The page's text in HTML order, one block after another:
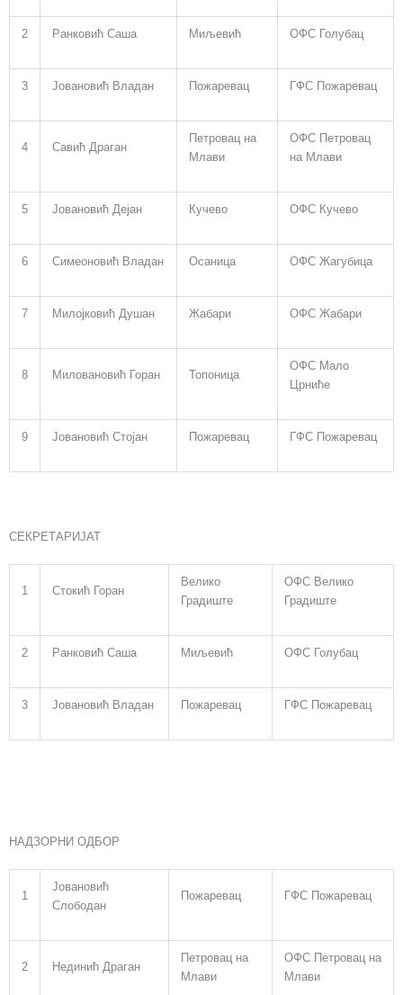
2 Ранковић Саша Миљевић ОФС Голубац
3 Јовановић Владан Пожаревац ГФС Пожаревац
4 Савић Драган
Петровац на
Млави
ОФС Петровац
на Млави
5 Јовановић Дејан Кучево ОФС Кучево
6 Симеоновић Владан Осаница ОФС Жагубица
7 Милојковић Душан Жабари ОФС Жабари
8 Миловановић Горан Топоница
ОФС Мало
Црниће
9 Јовановић Стојан Пожаревац ГФС Пожаревац
СЕКРЕТАРИЈАТ
1 Стокић Горан
Велико
Градиште
ОФС Велико
Градиште
2 Ранковић Саша Миљевић ОФС Голубац
3 Јовановић Владан Пожаревац ГФС Пожаревац
НАДЗОРНИ ОДБОР
1
Јовановић
Слободан
Пожаревац ГФС Пожаревац
2 Нединић Драган
Петровац на
Млави
ОФС Петровац на
Млави